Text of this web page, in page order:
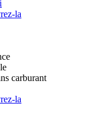
i
la
carburant
la